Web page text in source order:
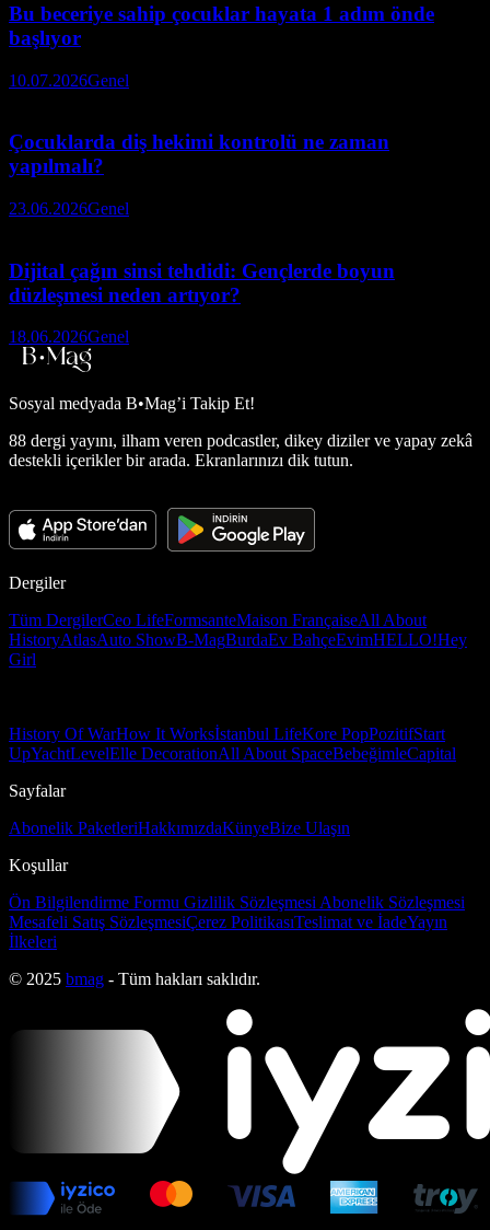
Bu beceriye sahip çocuklar hayata 1 adım önde
başlıyor
10.07.2026Genel
Çocuklarda diş hekimi kontrolü ne zaman
yapılmalı?
23.06.2026Genel
Dijital çağın sinsi tehdidi: Gençlerde boyun
düzleşmesi neden artıyor?
18.06.2026Genel
Sosyal medyada B•Mag’i Takip Et!
88 dergi yayını, ilham veren podcastler, dikey diziler ve yapay zekâ
destekli içerikler bir arada. Ekranlarınızı dik tutun.
Dergiler
Tüm DergilerCeo LifeFormsanteMaison FrançaiseAll About
HistoryAtlasAuto ShowB-MagBurdaEv BahçeEvimHELLO!Hey
Girl
History Of WarHow It Worksİstanbul LifeKore PopPozitifStart
UpYachtLevelElle DecorationAll About SpaceBebeğimleCapital
Sayfalar
Abonelik PaketleriHakkımızdaKünyeBize Ulaşın
Koşullar
Ön Bilgilendirme Formu Gizlilik Sözleşmesi Abonelik Sözleşmesi
Mesafeli Satış SözleşmesiÇerez PolitikasıTeslimat ve İadeYayın
İlkeleri
© 2025 bmag - Tüm hakları saklıdır.